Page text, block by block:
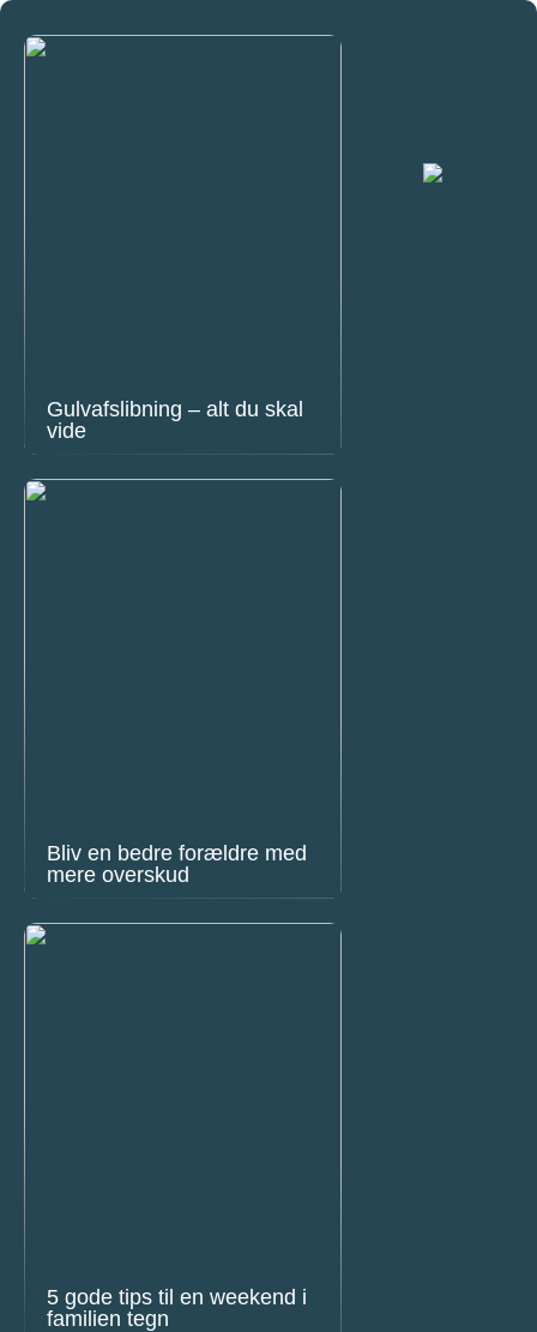
Gulvafslibning – alt du skal
vide
Bliv en bedre forældre med
mere overskud
5 gode tips til en weekend i
familien tegn